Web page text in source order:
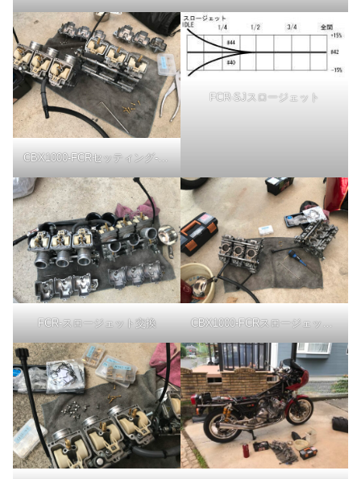
CBX1000-FCRセッティング-SJ交換
FCR-SJスロージェット
FCR-スロージェット交換 CBX1000-FCRスロージェット交換